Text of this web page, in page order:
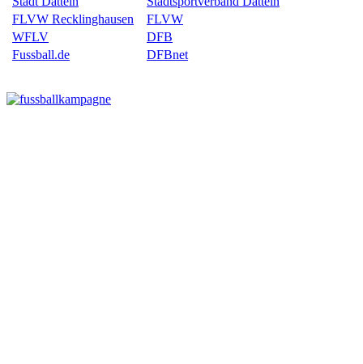
FLVW Recklinghausen
FLVW
WFLV
DFB
Fussball.de
DFBnet